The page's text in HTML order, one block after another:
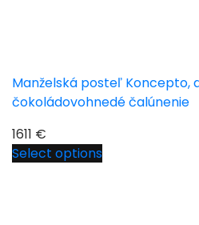
Manželská posteľ Koncepto,
čokoládovohnedé čalúnenie
1611 €
Select options